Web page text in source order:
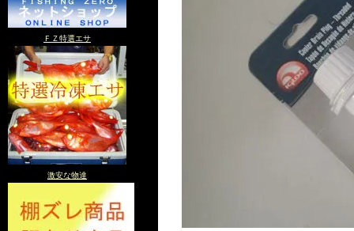
ＦＺ特選エサ
激安な物達